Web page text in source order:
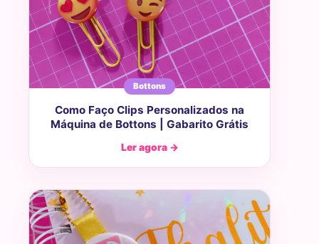
Bottons
Como Faço Clips Personalizados na
Máquina de Bottons | Gabarito Grátis
Ler agora →